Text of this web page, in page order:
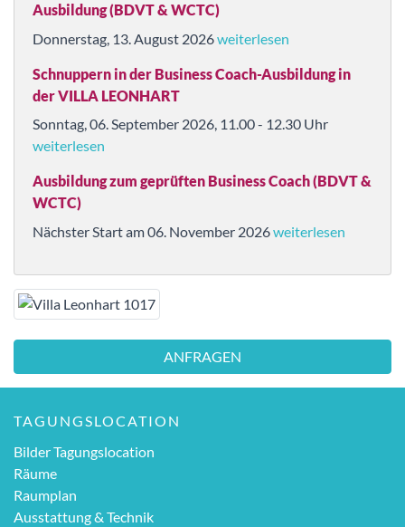
Ausbildung (BDVT & WCTC)
Donnerstag, 13. August 2026weiterlesen
Schnuppern in der Business Coach-Ausbildung in
der VILLA LEONHART
Sonntag, 06. September 2026, 11.00 - 12.30 Uhr
weiterlesen
Ausbildung zum geprüften Business Coach (BDVT &
WCTC)
Nächster Start am 06. November 2026weiterlesen
ANFRAGEN
TAGUNGSLOCATION
Bilder Tagungslocation
Räume
Raumplan
Ausstattung & Technik